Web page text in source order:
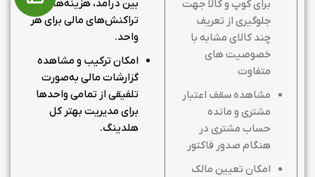
برای کوپ و کالا جهت
جلوگیری از تعریف
چند کالای مشابه با
خصوصیت های
متفاوت
مشاهده سقف اعتبار
مشتری و مانده
حساب مشتری در
هنگام صدور فاکتور
امکان تعیین مالک
بین درآمد، هزینه‌ها و سایر
تراکنش‌های مالی برای هر
واحد.
امکان ترکیب و مشاهده
گزارشات مالی به‌صورت
تلفیقی از تمامی واحدها
برای مدیریت بهتر کل
هلدینگ.